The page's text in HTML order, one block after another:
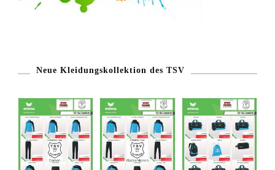
Neue Kleidungskollektion des TSV